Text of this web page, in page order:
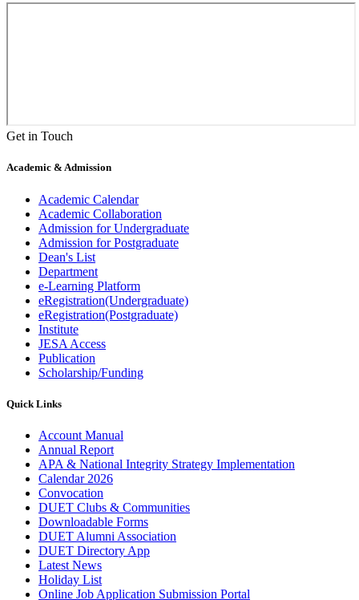
Get in Touch
Academic & Admission
Academic Calendar
Academic Collaboration
Admission for Undergraduate
Admission for Postgraduate
Dean's List
Department
e-Learning Platform
eRegistration(Undergraduate)
eRegistration(Postgraduate)
Institute
JESA Access
Publication
Scholarship/Funding
Quick Links
Account Manual
Annual Report
APA & National Integrity Strategy Implementation
Calendar 2026
Convocation
DUET Clubs & Communities
Downloadable Forms
DUET Alumni Association
DUET Directory App
Latest News
Holiday List
Online Job Application Submission Portal